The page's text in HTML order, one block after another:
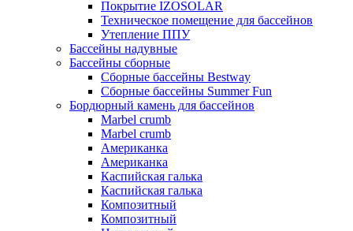
Покрытие IZOSOLAR
Техническое помещение для бассейнов
Утепление ППУ
Бассейны надувные
Бассейны сборные
Сборные бассейны Bestway
Сборные бассейны Summer Fun
Бордюрный камень для бассейнов
Marbel crumb
Marbel crumb
Американка
Американка
Каспийская галька
Каспийская галька
Композитный
Композитный